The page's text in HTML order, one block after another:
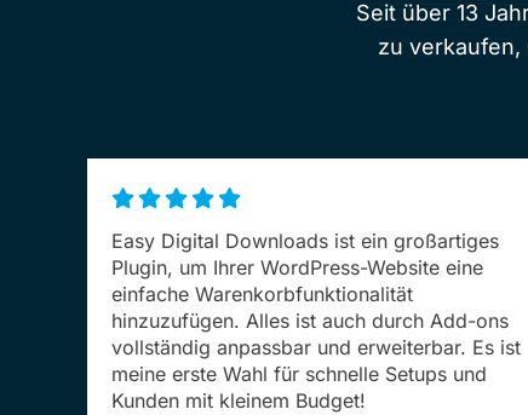
Seit über 13
zu verkaufen,
Easy Digital Downloads ist ein großartiges
Plugin, um Ihrer WordPress-Website eine
einfache Warenkorbfunktionalität
hinzuzufügen. Alles ist auch durch Add-ons
vollständig anpassbar und erweiterbar. Es ist
meine erste Wahl für schnelle Setups und
Kunden mit kleinem Budget!